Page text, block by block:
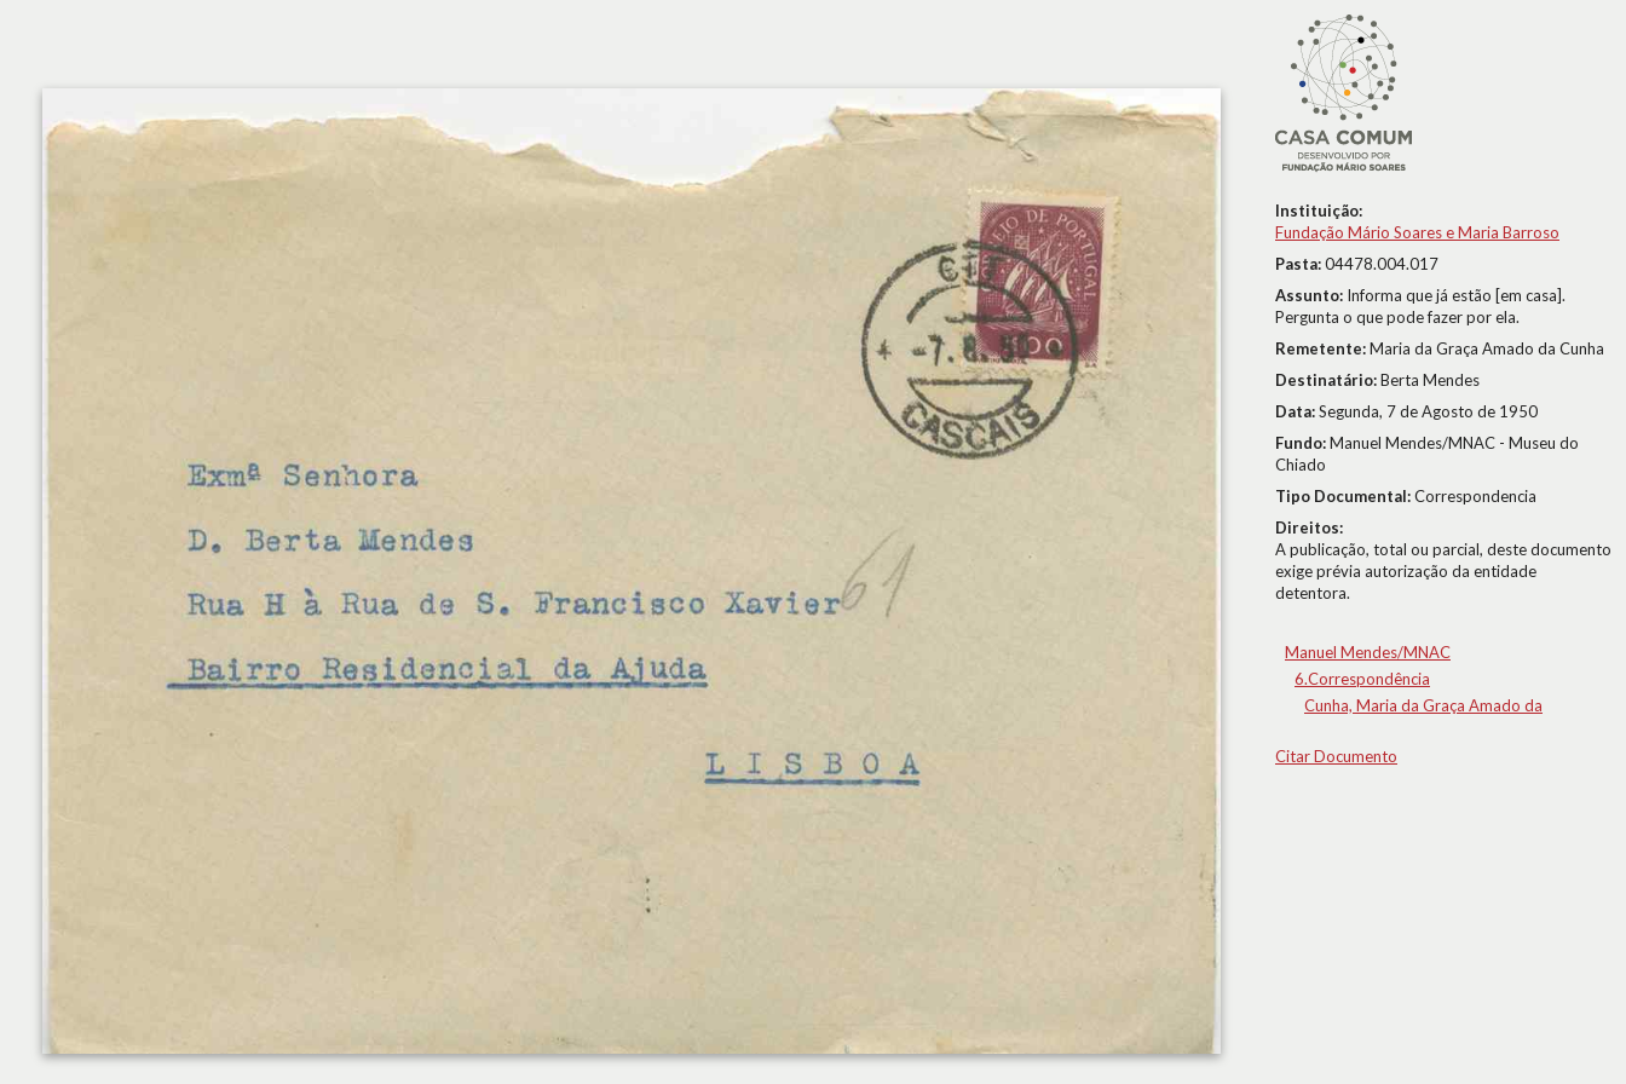
Instituição:
Fundação Mário Soares e Maria Barroso
Pasta:04478.004.017
Assunto: Informa que já estão [em casa].
Pergunta o que pode fazer por ela.
Remetente:Maria da Graça Amado da Cunha
Destinatário:Berta Mendes
Data:Segunda, 7 de Agosto de 1950
Fundo:Manuel Mendes/MNAC - Museu do
Chiado
Tipo Documental:Correspondencia
Direitos:
A publicação, total ou parcial, deste documento
exige prévia autorização da entidade
detentora.
Manuel Mendes/MNAC
6.Correspondência
Cunha, Maria da Graça Amado da
Citar Documento